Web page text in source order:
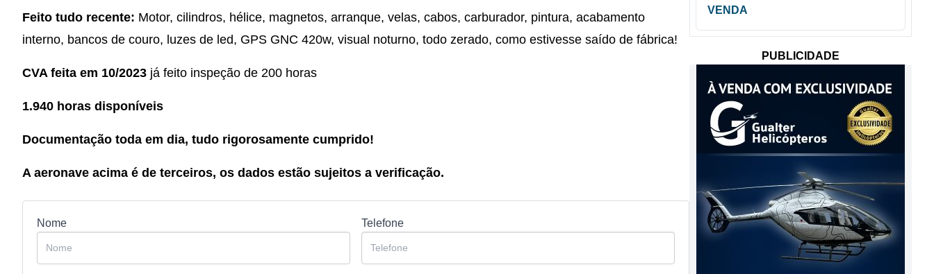
Feito tudo recente: Motor, cilindros, hélice, magnetos, arranque, velas, cabos, carburador, pintura, acabamento
interno, bancos de couro, luzes de led, GPS GNC 420w, visual noturno, todo zerado, como estivesse saído de fábrica!
CVA feita em 10/2023 já feito inspeção de 200 horas
1.940 horas disponíveis
Documentação toda em dia, tudo rigorosamente cumprido!
A aeronave acima é de terceiros, os dados estão sujeitos a verificação.
Nome Telefone
VENDA
PUBLICIDADE